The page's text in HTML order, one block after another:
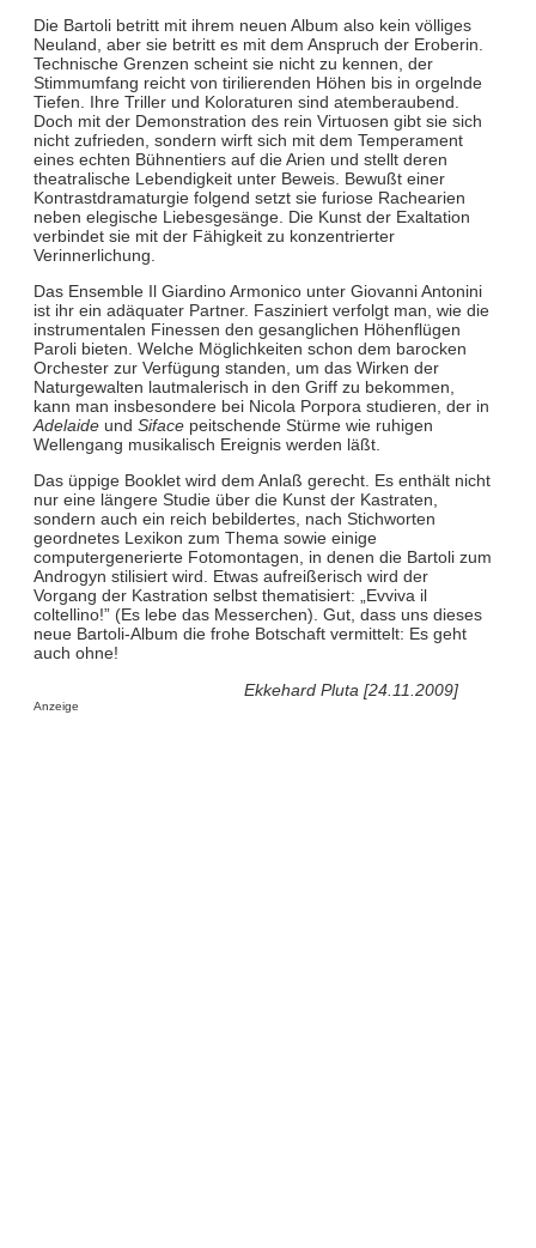
Die Bartoli betritt mit ihrem neuen Album also kein völliges
Neuland, aber sie betritt es mit dem Anspruch der Eroberin.
Technische Grenzen scheint sie nicht zu kennen, der
Stimmumfang reicht von tirilierenden Höhen bis in orgelnde
Tiefen. Ihre Triller und Koloraturen sind atemberaubend.
Doch mit der Demonstration des rein Virtuosen gibt sie sich
nicht zufrieden, sondern wirft sich mit dem Temperament
eines echten Bühnentiers auf die Arien und stellt deren
theatralische Lebendigkeit unter Beweis. Bewußt einer
Kontrastdramaturgie folgend setzt sie furiose Rachearien
neben elegische Liebesgesänge. Die Kunst der Exaltation
verbindet sie mit der Fähigkeit zu konzentrierter
Verinnerlichung.
Das Ensemble Il Giardino Armonico unter Giovanni Antonini
ist ihr ein adäquater Partner. Fasziniert verfolgt man, wie die
instrumentalen Finessen den gesanglichen Höhenflügen
Paroli bieten. Welche Möglichkeiten schon dem barocken
Orchester zur Verfügung standen, um das Wirken der
Naturgewalten lautmalerisch in den Griff zu bekommen,
kann man insbesondere bei Nicola Porpora studieren, der in
Adelaideund Sifacepeitschende Stürme wie ruhigen
Wellengang musikalisch Ereignis werden läßt.
Das üppige Booklet wird dem Anlaß gerecht. Es enthält nicht
nur eine längere Studie über die Kunst der Kastraten,
sondern auch ein reich bebildertes, nach Stichworten
geordnetes Lexikon zum Thema sowie einige
computergenerierte Fotomontagen, in denen die Bartoli zum
Androgyn stilisiert wird. Etwas aufreißerisch wird der
Vorgang der Kastration selbst thematisiert: „Evviva il
coltellino!” (Es lebe das Messerchen). Gut, dass uns dieses
neue Bartoli-Album die frohe Botschaft vermittelt: Es geht
auch ohne!
Ekkehard Pluta [24.11.2009]
Anzeige